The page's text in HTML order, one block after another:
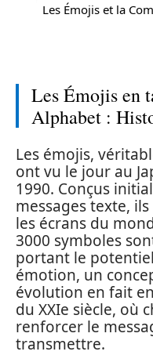
Les Émojis et la
Les Émojis en
Alphabet :
Les émojis,
ont vu le jour au
1990. Conçus
messages texte,
les écrans du
3000 symboles
portant le
émotion, un
évolution en fait
du XXIe siècle, où
renforcer le
transmettre.